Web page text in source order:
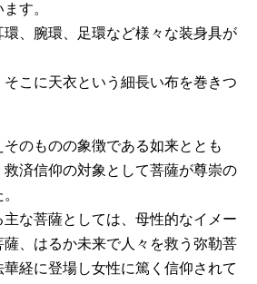
す。
、腕環、足環など様々な装身具が
そこに天衣という細長い布を巻きつ
のものの象徴である如来ととも
済信仰の対象として菩薩が尊崇の
主な菩薩としては、母性的なイメー
、はるか未来で人々を救う弥勒菩
経に登場し女性に篤く信仰されて